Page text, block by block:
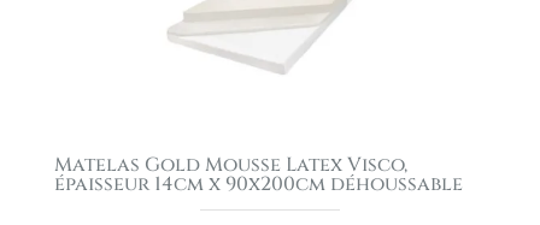
Matelas Gold Mousse Latex Visco,
épaisseur 14cm x 90x200cm déhoussable